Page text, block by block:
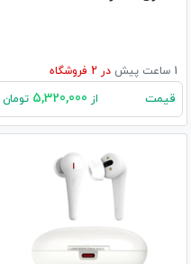
1 ساعت پیش در فروشگاه
قیمت از تومان